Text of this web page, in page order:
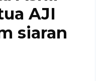
AJI
siaran